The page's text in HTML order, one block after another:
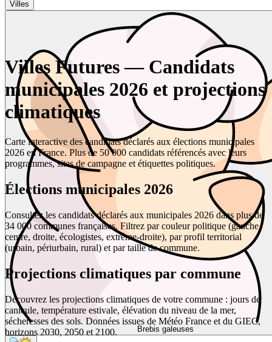
Villes
Brebis galeuses
Villes Futures — Candidats
municipales 2026 et projections
climatiques
Carte interactive des candidats déclarés aux élections municipales
2026 en France. Plus de 50 000 candidats référencés avec leurs
programmes, sites de campagne et étiquettes politiques.
Élections municipales 2026
Consultez les candidats déclarés aux municipales 2026 dans plus de
34 000 communes françaises. Filtrez par couleur politique (gauche,
centre, droite, écologistes, extrême-droite), par profil territorial
(urbain, périurbain, rural) et par taille de commune.
Projections climatiques par commune
Découvrez les projections climatiques de votre commune : jours de
canicule, température estivale, élévation du niveau de la mer,
sécheresses des sols. Données issues de Météo France et du GIEC,
horizons 2030, 2050 et 2100.